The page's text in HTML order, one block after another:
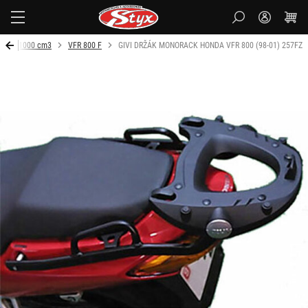
do 1000 cm3 VFR 800 F GIVI DRŽÁK MONORACK HONDA VFR 800 (98-01) 257FZ